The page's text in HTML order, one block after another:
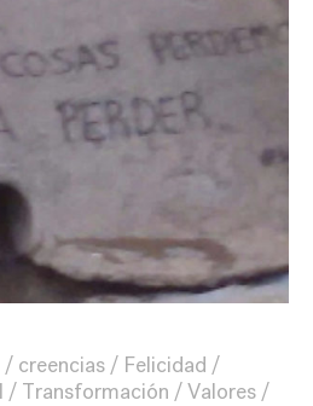
creencias
Felicidad
Transformación
Valores